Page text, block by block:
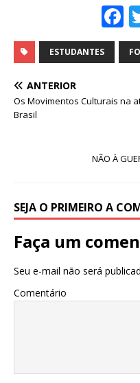
F
a
c
ESTUDANTES
ANTERIOR
Os Movimentos Culturais na
Brasil
NÃO À
SEJA O PRIMEIRO A
Faça um
Seu e-mail não será
Comentário